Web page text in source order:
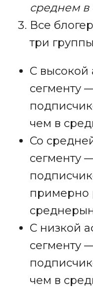
среднем в
Все
три
С высокой
сегменту
чем в
Со
сегменту
примерно
С низкой
сегменту
чем в